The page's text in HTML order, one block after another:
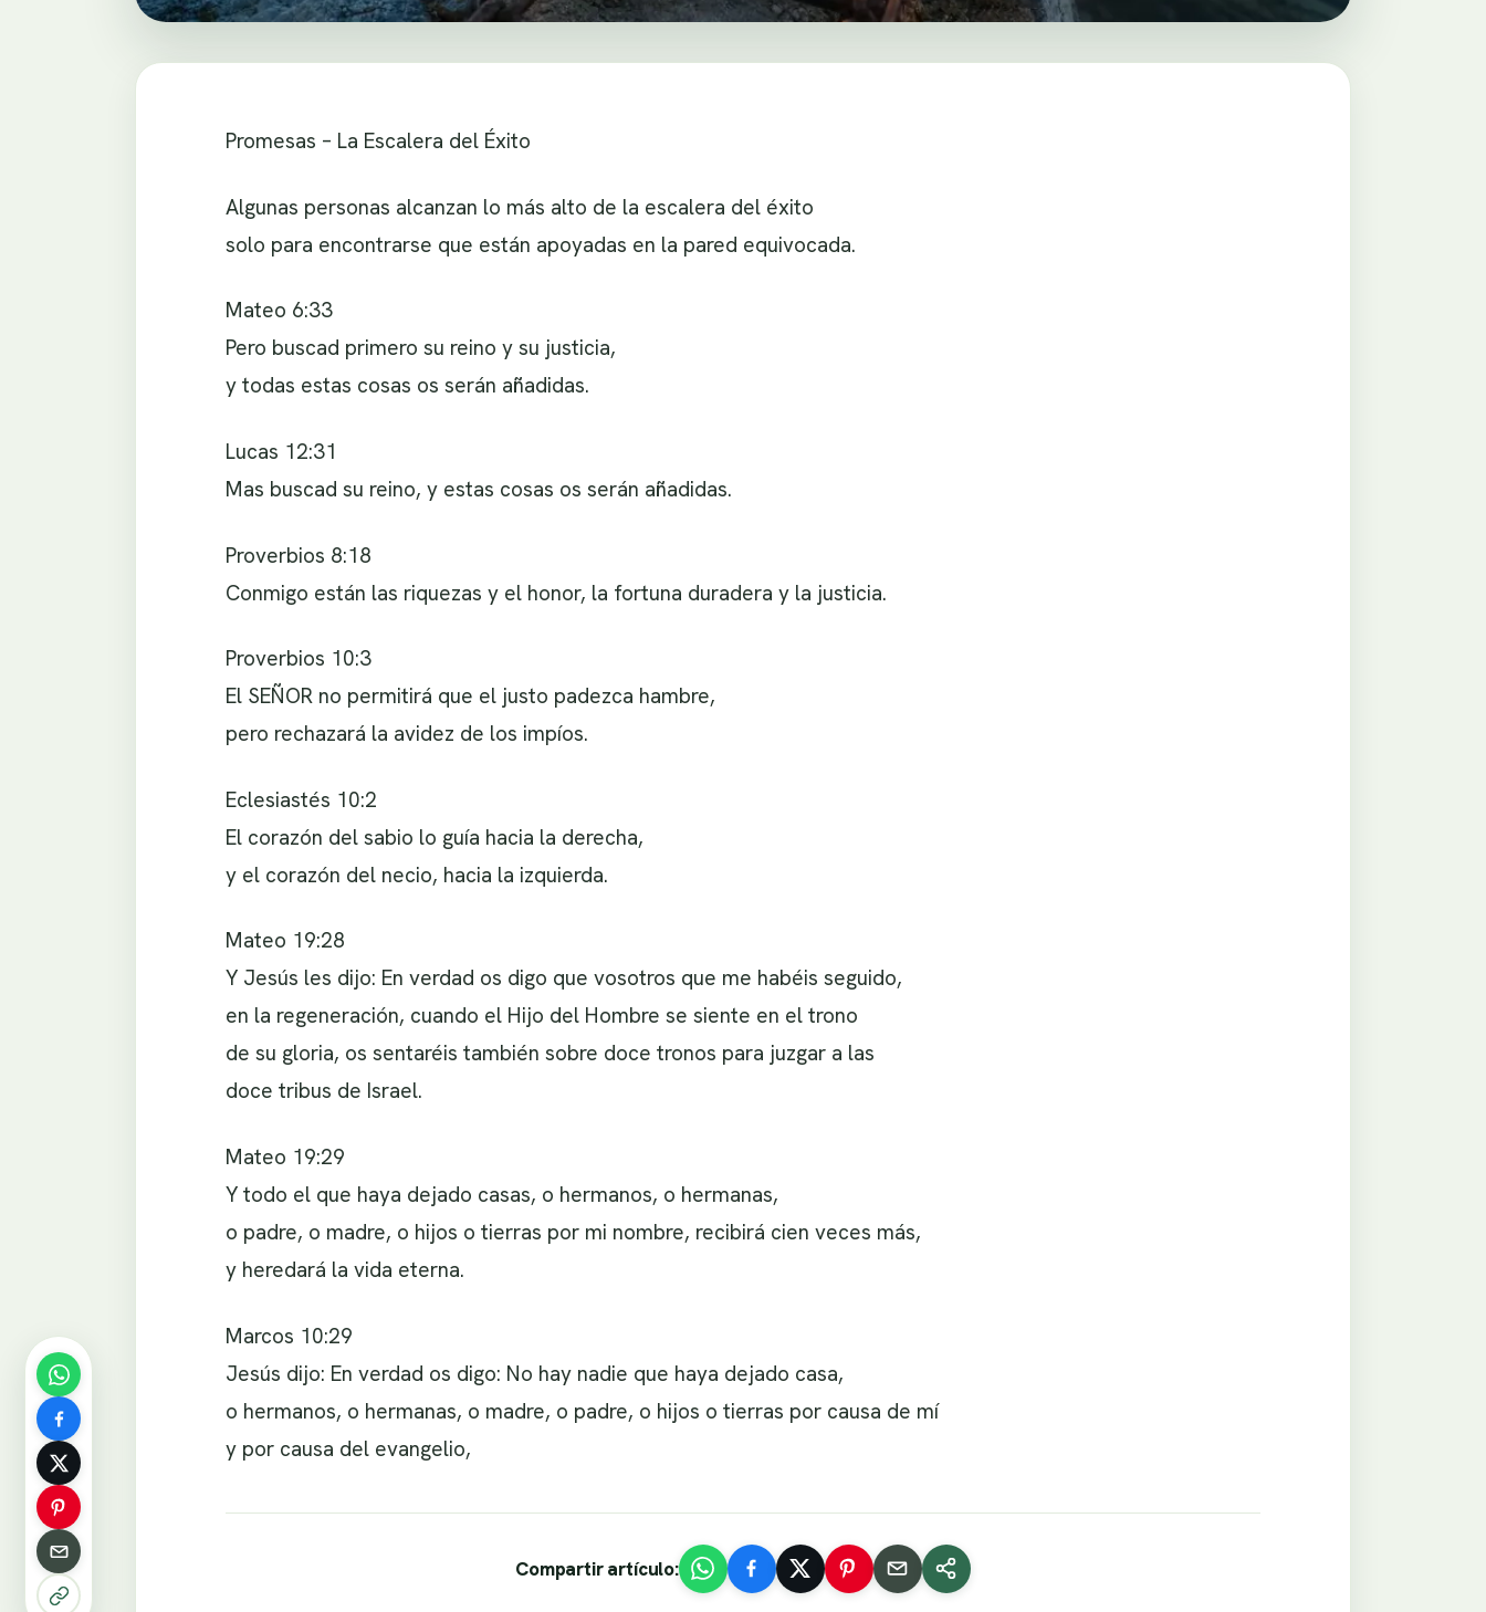
Promesas – La Escalera del Éxito
Algunas personas alcanzan lo más alto de la escalera del éxito
solo para encontrarse que están apoyadas en la pared equivocada.
Mateo 6:33
Pero buscad primero su reino y su justicia,
y todas estas cosas os serán añadidas.
Lucas 12:31
Mas buscad su reino, y estas cosas os serán añadidas.
Proverbios 8:18
Conmigo están las riquezas y el honor, la fortuna duradera y la justicia.
Proverbios 10:3
El SEÑOR no permitirá que el justo padezca hambre,
pero rechazará la avidez de los impíos.
Eclesiastés 10:2
El corazón del sabio lo guía hacia la derecha,
y el corazón del necio, hacia la izquierda.
Mateo 19:28
Y Jesús les dijo: En verdad os digo que vosotros que me habéis seguido,
en la regeneración, cuando el Hijo del Hombre se siente en el trono
de su gloria, os sentaréis también sobre doce tronos para juzgar a las
doce tribus de Israel.
Mateo 19:29
Y todo el que haya dejado casas, o hermanos, o hermanas,
o padre, o madre, o hijos o tierras por mi nombre, recibirá cien veces más,
y heredará la vida eterna.
Marcos 10:29
Jesús dijo: En verdad os digo: No hay nadie que haya dejado casa,
o hermanos, o hermanas, o madre, o padre, o hijos o tierras por causa de mí
y por causa del evangelio,
Compartir artículo: